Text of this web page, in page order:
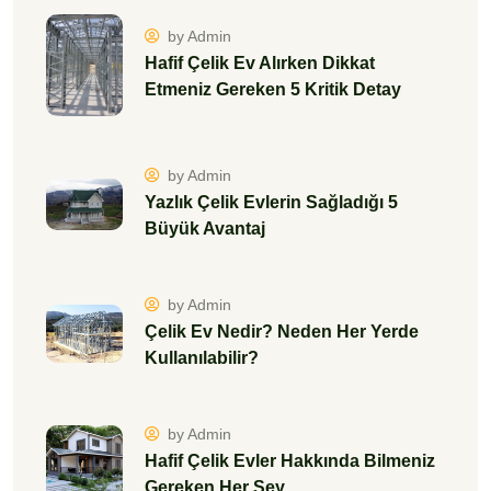
by Admin
Hafif Çelik Ev Alırken Dikkat
Etmeniz Gereken 5 Kritik Detay
by Admin
Yazlık Çelik Evlerin Sağladığı 5
Büyük Avantaj
by Admin
Çelik Ev Nedir? Neden Her Yerde
Kullanılabilir?
by Admin
Hafif Çelik Evler Hakkında Bilmeniz